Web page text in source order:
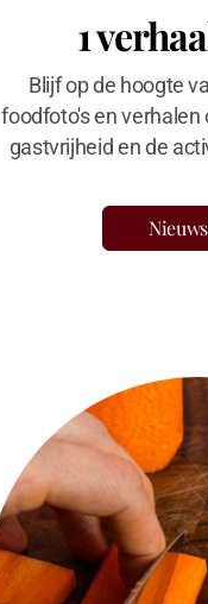
1
Blijf op de hoogte
foodfoto's en verhalen
gastvrijheid en de